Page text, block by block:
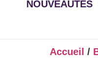
NOUVEAUTÉS
Accueil /